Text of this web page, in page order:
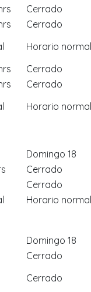
Cerrado
Cerrado
Horario normal
Cerrado
Cerrado
Horario normal
Domingo 18
Cerrado
Cerrado
Horario normal
Domingo 18
Cerrado
Cerrado